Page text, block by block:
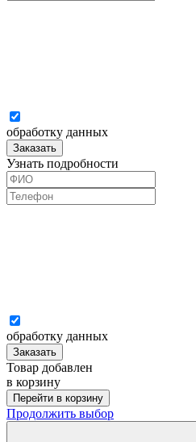
обработку данных
Заказать
Узнать подробности
обработку данных
Заказать
Товар добавлен
в корзину
Перейти в корзину
Продолжить выбор